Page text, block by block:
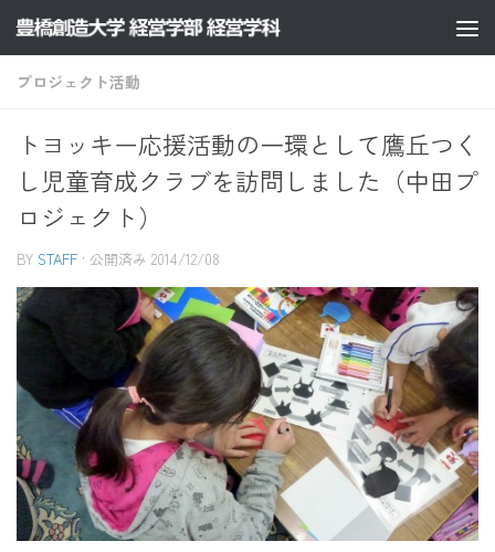
コンテンツへスキップ
プロジェクト活動
トヨッキー応援活動の一環として鷹丘つく
し児童育成クラブを訪問しました（中田プ
ロジェクト）
BY STAFF · 公開済み 2014/12/08